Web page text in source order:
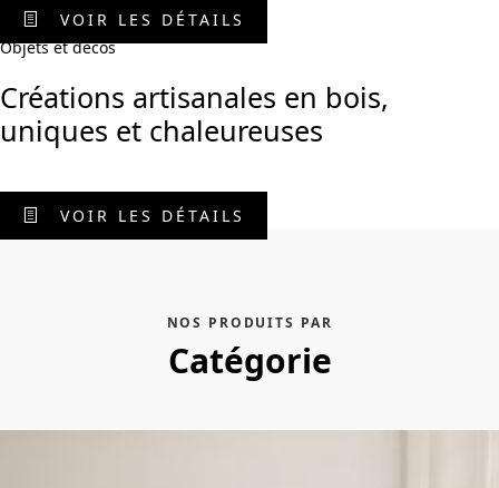
VOIR LES DÉTAILS
Objets et décos
Créations artisanales en bois,
uniques et chaleureuses
VOIR LES DÉTAILS
NOS PRODUITS PAR
Catégorie